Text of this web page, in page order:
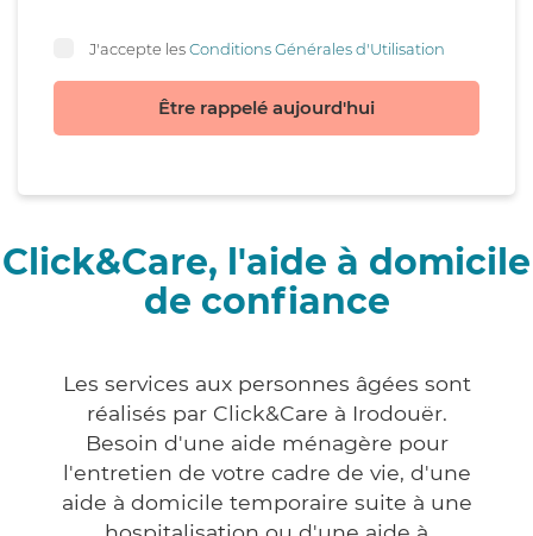
J'accepte lesConditions Générales d'Utilisation
Être rappelé aujourd'hui
Click&Care, l'aide à domicile
de confiance
Les services aux personnes âgées sont
réalisés par Click&Care à Irodouër.
Besoin d'une aide ménagère pour
l'entretien de votre cadre de vie, d'une
aide à domicile temporaire suite à une